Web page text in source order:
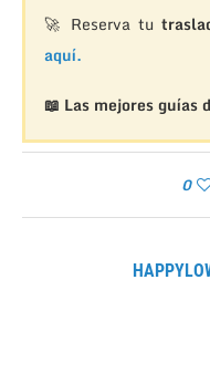
🚀 Reserva tu
aquí.
📖 Las mejores guías
0